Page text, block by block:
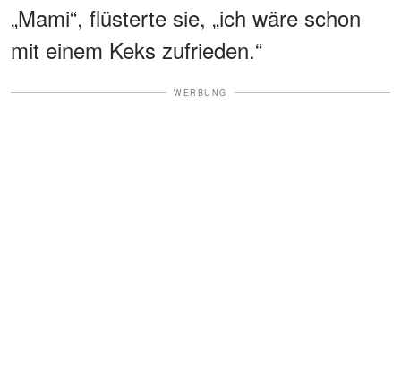
„Mami“, flüsterte sie, „ich wäre schon
mit einem Keks zufrieden.“
WERBUNG